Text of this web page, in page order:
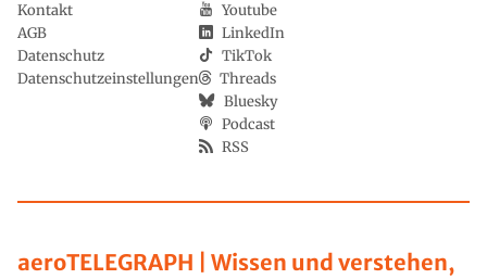
aeroTELEGRAPH | Wissen und verstehen,
Kontakt
AGB
Datenschutz
Datenschutzeinstellungen
Youtube
LinkedIn
TikTok
Threads
Bluesky
Podcast
RSS